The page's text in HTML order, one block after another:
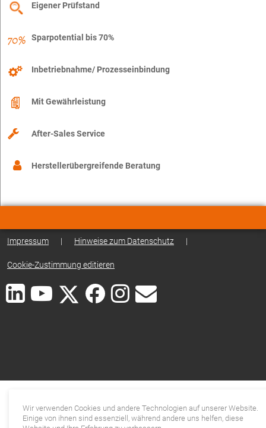
Eigener Prüfstand
Sparpotential bis 70%
Inbetriebnahme/ Prozesseinbindung
Mit Gewährleistung
After-Sales Service
Herstellerübergreifende Beratung
Impressum | Hinweise zum Datenschutz |
Cookie-Zustimmung editieren
Wir verwenden Cookies und andere Technologien auf unserer Website.
Einige von ihnen sind essenziell, während andere uns helfen, diese